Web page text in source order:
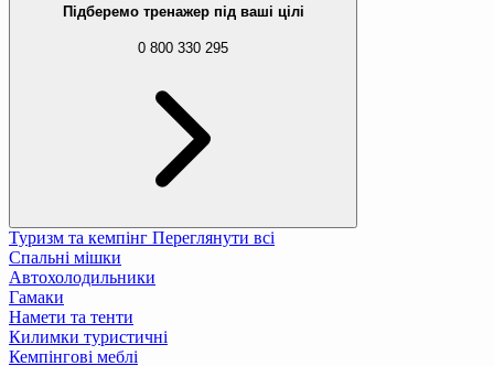
Підберемо тренажер під ваші цілі
0 800 330 295
Туризм та кемпінг Переглянути всі
Спальні мішки
Автохолодильники
Гамаки
Намети та тенти
Килимки туристичні
Кемпінгові меблі